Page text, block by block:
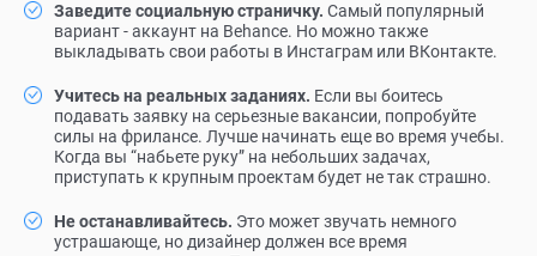
Заведите социальную страничку. Самый популярный
вариант - аккаунт на Behance. Но можно также
выкладывать свои работы в Инстаграм или ВКонтакте.
Учитесь на реальных заданиях. Если вы боитесь
подавать заявку на серьезные вакансии, попробуйте
силы на фрилансе. Лучше начинать еще во время учебы.
Когда вы “набьете руку” на небольших задачах,
приступать к крупным проектам будет не так страшно.
Не останавливайтесь. Это может звучать немного
устрашающе, но дизайнер должен все время